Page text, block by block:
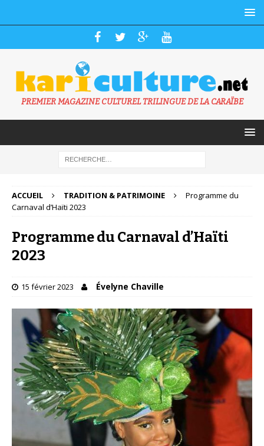
PREMIER MAGAZINE CULTUREL TRILINGUE DE LA CARAÏBE
ACCUEIL TRADITION & PATRIMOINE
Programme du
Carnaval d’Haïti 2023
Programme du Carnaval d’Haïti
2023
15 février 2023 Évelyne Chaville